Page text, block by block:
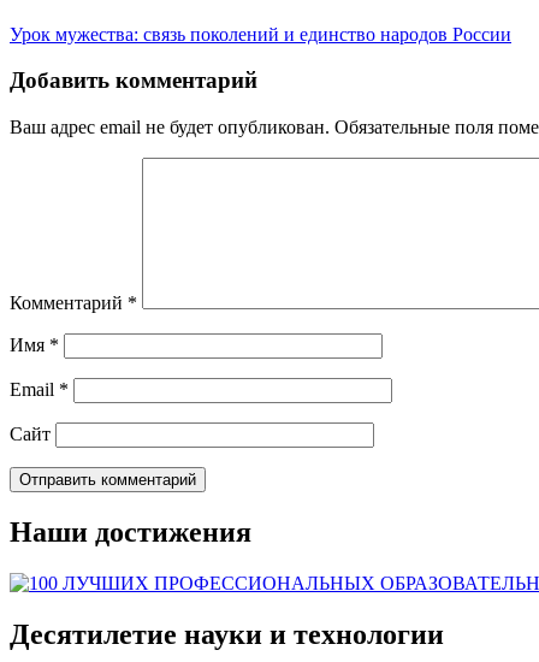
Урок мужества: связь поколений и единство народов России
Добавить комментарий
Ваш адрес email не будет опубликован. Обязательные поля
Комментарий *
Имя *
Email *
Сайт
Наши достижения
Десятилетие науки и технологии